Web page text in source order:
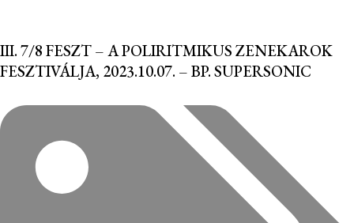
III. 7/8 FESZT – A POLIRITMIKUS ZENEKAROK
FESZTIVÁLJA, 2023.10.07. – BP. SUPERSONIC